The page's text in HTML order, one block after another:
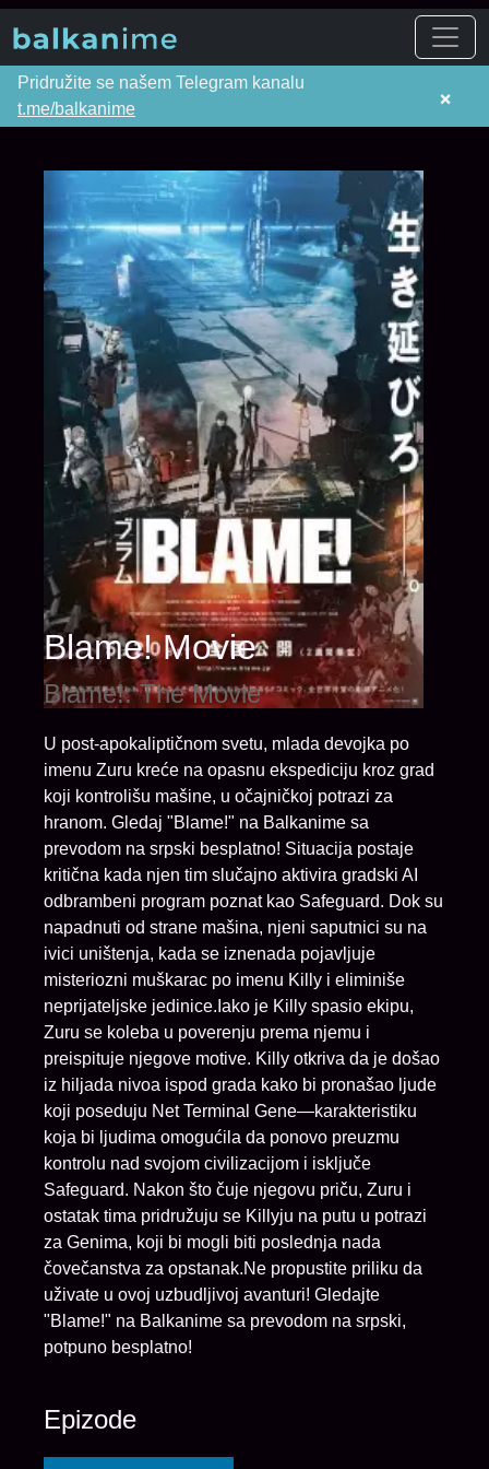
Pridružite se našem Telegram kanalu
t.me/balkanime
×
Blame! Movie
Blame!: The Movie
U post-apokaliptičnom svetu, mlada devojka po
imenu Zuru kreće na opasnu ekspediciju kroz grad
koji kontrolišu mašine, u očajničkoj potrazi za
hranom. Gledaj "Blame!" na Balkanime sa
prevodom na srpski besplatno! Situacija postaje
kritična kada njen tim slučajno aktivira gradski AI
odbrambeni program poznat kao Safeguard. Dok su
napadnuti od strane mašina, njeni saputnici su na
ivici uništenja, kada se iznenada pojavljuje
misteriozni muškarac po imenu Killy i eliminiše
neprijateljske jedinice.Iako je Killy spasio ekipu,
Zuru se koleba u poverenju prema njemu i
preispituje njegove motive. Killy otkriva da je došao
iz hiljada nivoa ispod grada kako bi pronašao ljude
koji poseduju Net Terminal Gene—karakteristiku
koja bi ljudima omogućila da ponovo preuzmu
kontrolu nad svojom civilizacijom i isključe
Safeguard. Nakon što čuje njegovu priču, Zuru i
ostatak tima pridružuju se Killyju na putu u potrazi
za Genima, koji bi mogli biti poslednja nada
čovečanstva za opstanak.Ne propustite priliku da
uživate u ovoj uzbudljivoj avanturi! Gledajte
"Blame!" na Balkanime sa prevodom na srpski,
potpuno besplatno!
Epizode